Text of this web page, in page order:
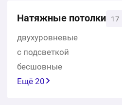
Натяжные потолки 17
двухуровневые
с подсветкой
бесшовные
Ещё 20